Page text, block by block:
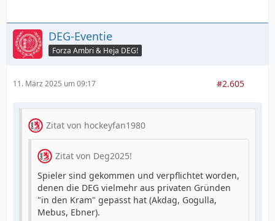
DEG-Eventie
Forza Ambri & Heja DEG!
11. März 2025 um 09:17 #2.605
Zitat von hockeyfan1980
Zitat von Deg2025!
Spieler sind gekommen und verpflichtet worden,
denen die DEG vielmehr aus privaten Gründen
"in den Kram" gepasst hat (Akdag, Gogulla,
Mebus, Ebner).